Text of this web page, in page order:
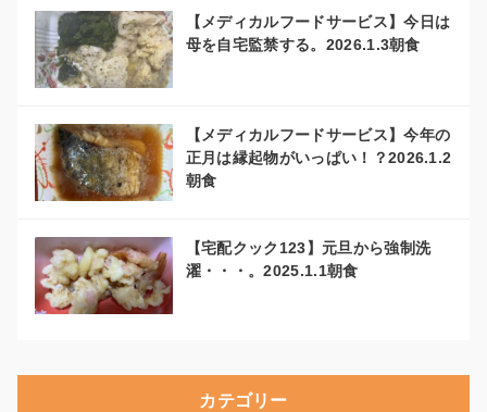
【メディカルフードサービス】今日は
母を自宅監禁する。2026.1.3朝食
【メディカルフードサービス】今年の
正月は縁起物がいっぱい！？2026.1.2
朝食
【宅配クック123】元旦から強制洗
濯・・・。2025.1.1朝食
カテゴリー